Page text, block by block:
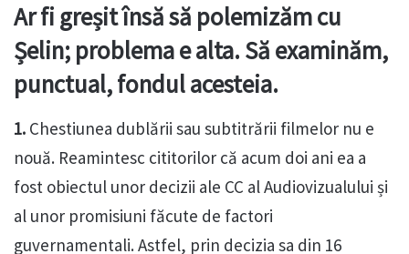
Ar fi greșit însă să polemizăm cu
Șelin; problema e alta. Să examinăm,
punctual, fondul acesteia.
1. Chestiunea dublării sau subtitrării filmelor nu e
nouă. Reamintesc cititorilor că acum doi ani ea a
fost obiectul unor decizii ale CC al Audiovizualului și
al unor promisiuni făcute de factori
guvernamentali. Astfel, prin decizia sa din 16